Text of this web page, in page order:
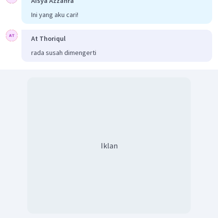
Ini yang aku cari!
At Thoriqul
rada susah dimengerti
Iklan